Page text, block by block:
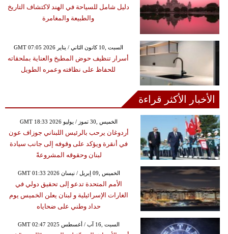
دليل شامل للسياحة في الهند لاكتشاف التاريخ
والطبيعة والمغامرة
GMT 07:05 2026 السبت ,10 كانون الثاني / يناير
أسرار تنظيف حوض المطبخ والعناية بملحقاته
للحفاظ على نظافته وعمره الطويل
الأخبار الأكثر قراءة
GMT 18:33 2026 الخميس ,30 تموز / يوليو
أردوغان يرحب بالرئيس اللبناني جوزاف عون
في أنقرة ويؤكد على وقوفه إلى جانب سيادة
لبنان وحقوقه المشروعةً
GMT 01:33 2026 الخميس ,09 إبريل / نيسان
الأمم المتحدة تدعو إلى تحقيق دولي في
الغارات الإسرائيلية و لبنان يعلن الخميس يوم
حداد وطني على ضحاياه
GMT 02:47 2025 السبت ,16 آب / أغسطس